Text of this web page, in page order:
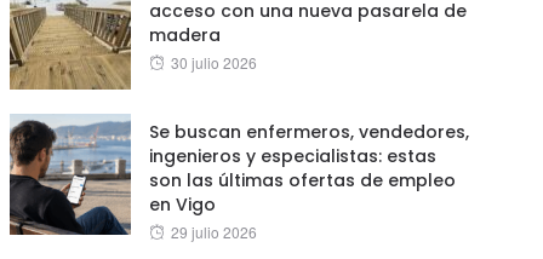
acceso con una nueva pasarela de
madera
Posted
30 julio 2026
Se buscan enfermeros, vendedores,
ingenieros y especialistas: estas
son las últimas ofertas de empleo
en Vigo
Posted
29 julio 2026